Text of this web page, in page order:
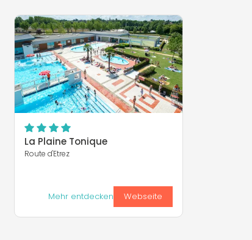
La Plaine Tonique
Route d'Etrez
Mehr entdecken Webseite